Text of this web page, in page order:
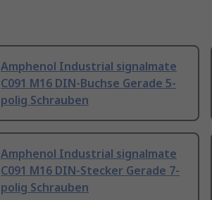
Amphenol Industrial signalmate
C091 M16 DIN-Buchse Gerade 5-
polig Schrauben
Amphenol Industrial signalmate
C091 M16 DIN-Stecker Gerade 7-
polig Schrauben